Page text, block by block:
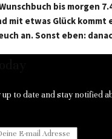
bis morgen
mit etwas Glück kommt
an. Sonst eben:
to date and stay notified